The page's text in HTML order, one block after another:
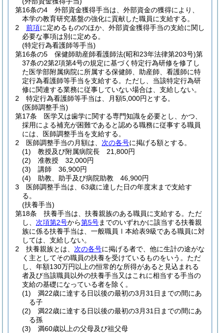
第16条の4
外部資金獲得手当は、外部資金の獲得により、
本学の教育研究基盤の強化に貢献した職員に支給する。
2
前項に定めるもののほか、外部資金獲得手当の支給に関し
必要な事項は別に定める。
(特定行為看護師等手当)
第16条の5
保健師助産師看護師法(昭和23年法律第203号)第
37条の2第2項第4号の規定に基づく特定行為研修を修了し
た医学部附属病院に所属する保健師、助産師、看護師に特
定行為看護師等手当を支給する。 ただし、当該特定行為研
修に関連する業務に従事していない場合は、支給しない。
2
特定行為看護師等手当は、月額5,000円とする。
(医師調整手当)
第17条
医学又は歯学に関する専門知識を必要とし、かつ、
採用による補充が困難であると認める職務に従事する職員
には、医師調整手当を支給する。
2
医師調整手当の月額は、 次の各号に掲げる額とする。
(1)
教授及び附属病院長 21,800円
(2)
准教授 32,000円
(3)
講師 36,900円
(4)
助教、助手及び病院助教 46,900円
3
医師調整手当は、63歳に達した日の年度末まで支給す
る。
(扶養手当)
第18条
扶養手当は、扶養親族のある職員に支給する。 ただ
し、 次項第2号から第5号までのいずれかに該当する扶養親
族に係る扶養手当は、一般職員Ⅰ本給表9級である職員に対
しては、支給しない。
2
扶養親族とは、 次の各号に掲げる者で、他に生計の途がな
く主としてその職員の扶養を受けているものをいう。 ただ
し、年額130万円以上の恒常的な所得があると見込まれる
者及び当該職員以外の扶養手当又はこれに相当する手当の
支給の基礎になっている者を除く。
(1)
満22歳に達する日以後の最初の3月31日までの間にあ
る子
(2)
満22歳に達する日以後の最初の3月31日までの間にあ
る孫
(3)
満60歳以上の父母及び祖父母